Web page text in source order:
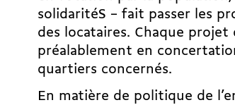
solidaritéS – fait passer les
des locataires. Chaque
préalablement en
quartiers concernés.
En matière de politique de